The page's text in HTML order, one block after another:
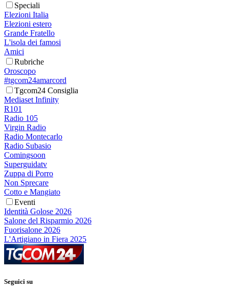
Speciali
Elezioni Italia
Elezioni estero
Grande Fratello
L'isola dei famosi
Amici
Rubriche
Oroscopo
#tgcom24amarcord
Tgcom24 Consiglia
Mediaset Infinity
R101
Radio 105
Virgin Radio
Radio Montecarlo
Radio Subasio
Comingsoon
Superguidatv
Zuppa di Porro
Non Sprecare
Cotto e Mangiato
Eventi
Identità Golose 2026
Salone del Risparmio 2026
Fuorisalone 2026
L'Artigiano in Fiera 2025
Seguici su